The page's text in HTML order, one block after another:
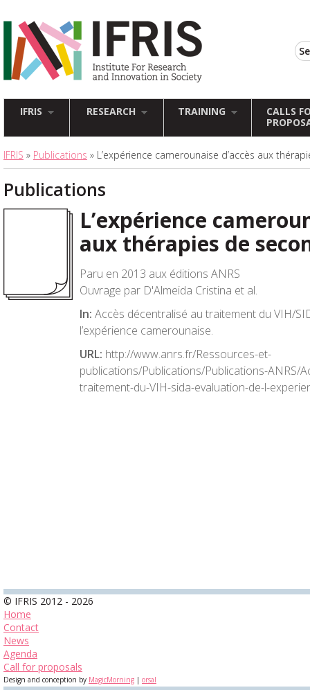
IFRIS RESEARCH TRAINING
CALLS
IFRIS » Publications » L’expérience camerounaise d’accès aux
Publications
L’expérience
aux thérapies de
Paru en 2013 aux éditions ANRS
Ouvrage par D'Almeida Cristina et al.
In: Accès décentralisé au traitement du VIH/
l’expérience camerounaise.
URL: http://www.anrs.fr/Ressources-et-
publications/Publications/Publications-ANRS/
traitement-du-VIH-sida-evaluation-de-l-
© IFRIS 2012 - 2026
Home
Contact
News
Agenda
Call for proposals
Design and conception by MagicMorning | orsal